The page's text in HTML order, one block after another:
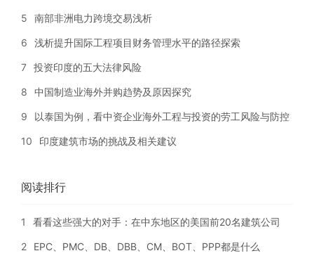
5 南部非洲电力跨境交易浅析
6 浅析提升国际工程项目财务管理水平的路径探索
7 投资印度的五大法律风险
8 中国制造业海外并购趋势及原因探究
9 以泰国为例，看中资企业海外工程与投资的劳工风险与防控
10 印度建筑市场的挑战及相关建议
阅读排行
1 看看这些强大的对手：在中东地区的美国前20名建筑公司
2 EPC、PMC、DB、DBB、CM、BOT、PPP都是什么